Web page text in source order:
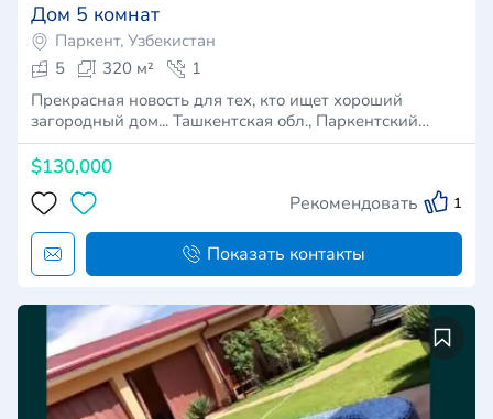
Дом 5 комнат
Паркент, Узбекистан
5
320 м²
1
Прекрасная новость для тех, кто ищет хороший
загородный дом... Ташкентская обл., Паркентский…
$130,000
Рекомендовать 1
Показать контакты